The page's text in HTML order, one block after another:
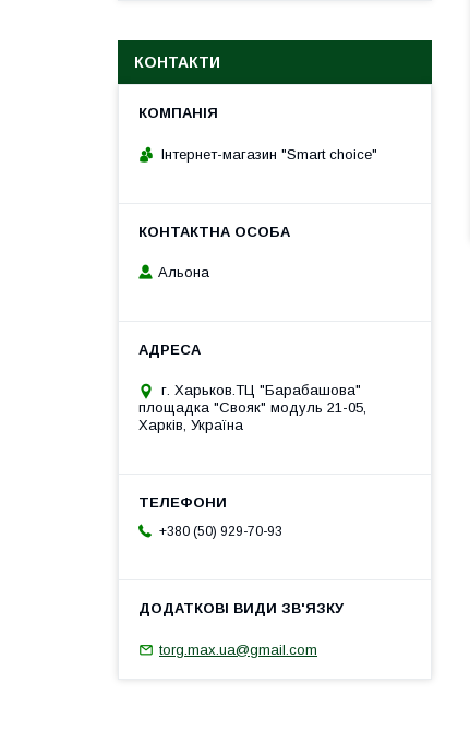
КОНТАКТИ
Інтернет-магазин "Smart choice"
Альона
г. Харьков.ТЦ "Барабашова"
площадка "Свояк" модуль 21-05,
Харків, Україна
+380 (50) 929-70-93
torg.max.ua@gmail.com